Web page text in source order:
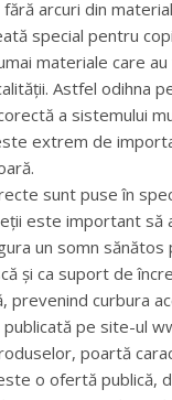
arcuri din
special pentru
materiale care
Astfel odihna
a sistemului
extrem de
sunt puse în
este important să
un somn
și ca suport de
prevenind curbura
pe site-ul
poartă
o ofertă publică,